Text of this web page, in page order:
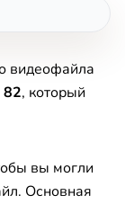
видеофайла
82, который
вы могли
Основная